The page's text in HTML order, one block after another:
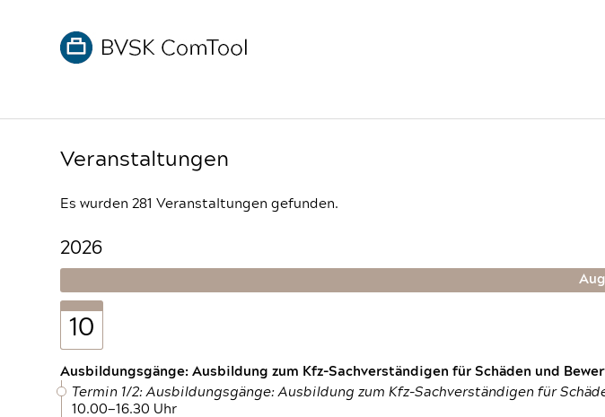
Veranstaltungen
Es wurden 281 Veranstaltungen gefunden.
2026
10
Ausbildungsgänge: Ausbildung zum Kfz-Sachverständigen für Schäden und
Termin 1/2: Ausbildungsgänge: Ausbildung zum Kfz-Sachverständigen für
10.00—16.30 Uhr